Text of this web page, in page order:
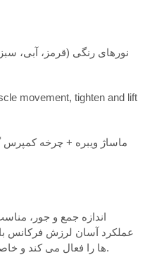
movement, tighten and lift
عملکرد آسان لرزش فرکانس
ها را فعال می کند و خاصیت ارتجاعی پوست را بازیابی می کند.